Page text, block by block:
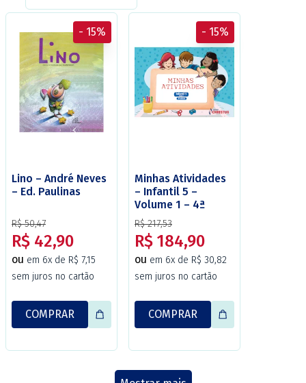
Lino – André Neves
– Ed. Paulinas
R$ 50,47
R$ 42,90
ou em 6x de R$ 7,15
sem juros no cartão
- 15%
COMPRAR
Minhas Atividades
– Infantil 5 –
Volume 1 – 4ª
edição (Atualizada)
– Christus
R$ 217,53
R$ 184,90
ou em 6x de R$ 30,82
sem juros no cartão
- 15%
COMPRAR